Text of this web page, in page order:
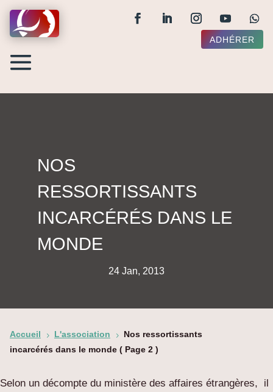
ADHÉRER
NOS
RESSORTISSANTS
INCARCÉRÉS DANS LE
MONDE
24 Jan, 2013
Accueil 5 L'association 5
Nos ressortissants
incarcérés dans le monde ( Page 2 )
Selon un décompte du ministère des affaires étrangères, il